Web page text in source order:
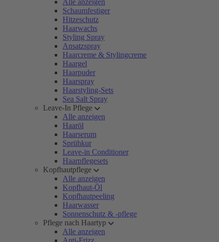
Alle anzeigen
Schaumfestiger
Hitzeschutz
Haarwachs
Styling Spray
Ansatzspray
Haarcreme & Stylingcreme
Haargel
Haarpuder
Haarspray
Haarstyling-Sets
Sea Salt Spray
Leave-In Pflege
Alle anzeigen
Haaröl
Haarserum
Sprühkur
Leave-in Conditioner
Haarpflegesets
Kopfhautpflege
Alle anzeigen
Kopfhaut-Öl
Kopfhautpeeling
Haarwasser
Sonnenschutz & -pflege
Pflege nach Haartyp
Alle anzeigen
Anti-Frizz